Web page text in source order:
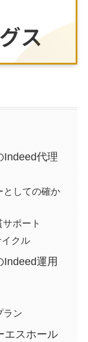
Indeed代理
としての確か
ポート
クル
Indeed運用
ラン
エスホール